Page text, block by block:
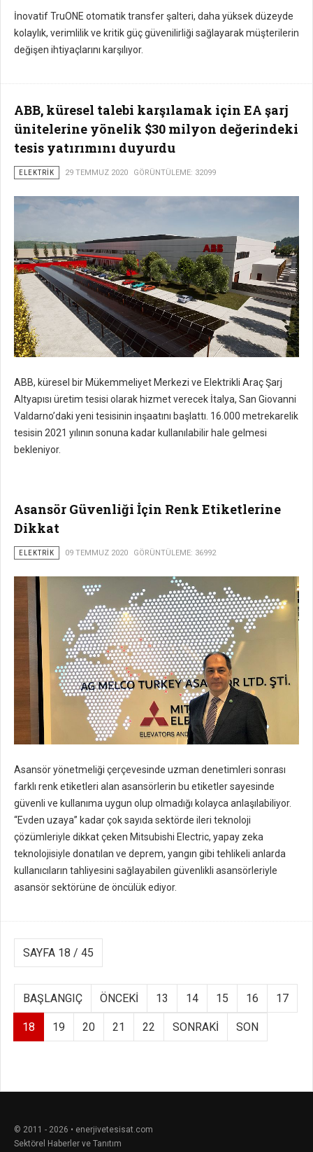
İnovatif TruONE otomatik transfer şalteri, daha yüksek düzeyde
kolaylık, verimlilik ve kritik güç güvenilirliği sağlayarak müşterilerin
değişen ihtiyaçlarını karşılıyor.
ABB, küresel talebi karşılamak için EA şarj
ünitelerine yönelik $30 milyon değerindeki
tesis yatırımını duyurdu
ELEKTRIK 29 TEMMUZ 2020 GÖRÜNTÜLEME: 32099
ABB, küresel bir Mükemmeliyet Merkezi ve Elektrikli Araç Şarj
Altyapısı üretim tesisi olarak hizmet verecek İtalya, San Giovanni
Valdarno’daki yeni tesisinin inşaatını başlattı. 16.000 metrekarelik
tesisin 2021 yılının sonuna kadar kullanılabilir hale gelmesi
bekleniyor.
Asansör Güvenliği İçin Renk Etiketlerine
Dikkat
ELEKTRIK 09 TEMMUZ 2020 GÖRÜNTÜLEME: 36992
Asansör yönetmeliği çerçevesinde uzman denetimleri sonrası
farklı renk etiketleri alan asansörlerin bu etiketler sayesinde
güvenli ve kullanıma uygun olup olmadığı kolayca anlaşılabiliyor.
“Evden uzaya” kadar çok sayıda sektörde ileri teknoloji
çözümleriyle dikkat çeken Mitsubishi Electric, yapay zeka
teknolojisiyle donatılan ve deprem, yangın gibi tehlikeli anlarda
kullanıcıların tahliyesini sağlayabilen güvenlikli asansörleriyle
asansör sektörüne de öncülük ediyor.
SAYFA 18 / 45
BAŞLANGIÇ ÖNCEKI 13 14 15 16 17
18 19 20 21 22 SONRAKI SON
© 2011 - 2026 • enerjivetesisat.com
Sektörel Haberler ve Tanıtım